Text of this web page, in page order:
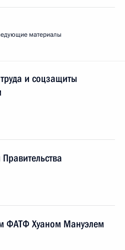
материалы
и соцзащиты
ФАТФ Хуаном Мануэлем